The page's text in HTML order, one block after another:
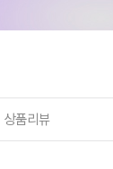
상품리뷰